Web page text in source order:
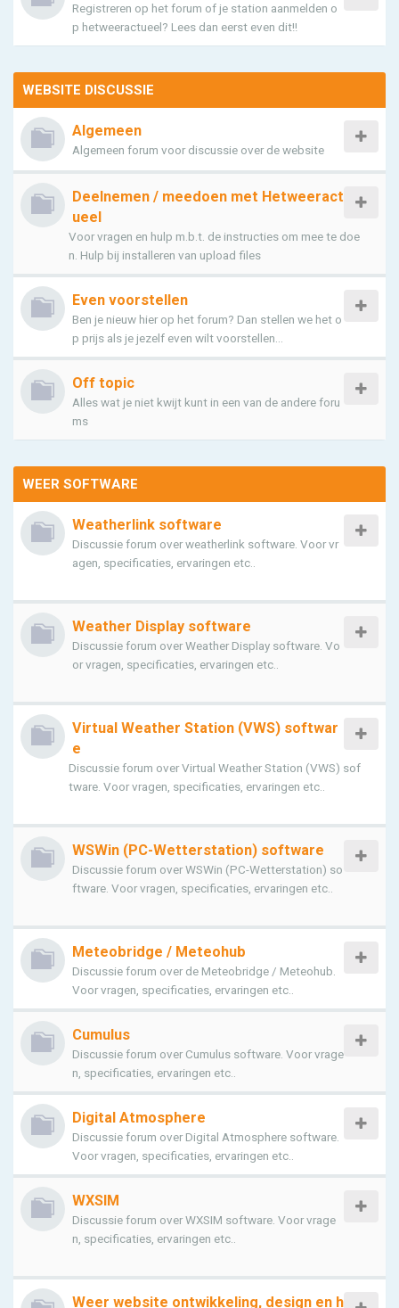
Registreren op het forum of je station aanmelden o
p hetweeractueel? Lees dan eerst even dit!!
WEBSITE DISCUSSIE
Algemeen
Algemeen forum voor discussie over de website
Deelnemen / meedoen met Hetweeract
ueel
Voor vragen en hulp m.b.t. de instructies om mee te doe
n. Hulp bij installeren van upload files
Even voorstellen
Ben je nieuw hier op het forum? Dan stellen we het o
p prijs als je jezelf even wilt voorstellen...
Off topic
Alles wat je niet kwijt kunt in een van de andere foru
ms
WEER SOFTWARE
Weatherlink software
Discussie forum over weatherlink software. Voor vr
agen, specificaties, ervaringen etc..
Weather Display software
Discussie forum over Weather Display software. Vo
or vragen, specificaties, ervaringen etc..
Virtual Weather Station (VWS) softwar
e
Discussie forum over Virtual Weather Station (VWS) sof
tware. Voor vragen, specificaties, ervaringen etc..
WSWin (PC-Wetterstation) software
Discussie forum over WSWin (PC-Wetterstation) so
ftware. Voor vragen, specificaties, ervaringen etc..
Meteobridge / Meteohub
Discussie forum over de Meteobridge / Meteohub.
Voor vragen, specificaties, ervaringen etc..
Cumulus
Discussie forum over Cumulus software. Voor vrage
n, specificaties, ervaringen etc..
Digital Atmosphere
Discussie forum over Digital Atmosphere software.
Voor vragen, specificaties, ervaringen etc..
WXSIM
Discussie forum over WXSIM software. Voor vrage
n, specificaties, ervaringen etc..
Weer website ontwikkeling, design en h